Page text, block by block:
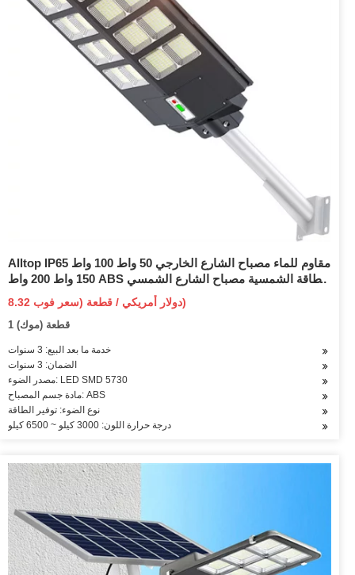
Alltop IP65 مقاوم للماء مصباح الشارع الخارجي 50 واط 100 واط
150 واط 200 واط ABS الطاقة الشمسية مصباح الشارع الشمسي
الكل في واحد مستشعر الحركة المتكامل ضوء الشارع LED
الشمسي
8.32 دولار أمريكي / قطعة (سعر فوب)
1 قطعة (موك)
خدمة ما بعد البيع: 3 سنوات
الضمان: 3 سنوات
مصدر الضوء: LED SMD 5730
مادة جسم المصباح: ABS
نوع الضوء: توفير الطاقة
درجة حرارة اللون: 3000 كيلو ~ 6500 كيلو